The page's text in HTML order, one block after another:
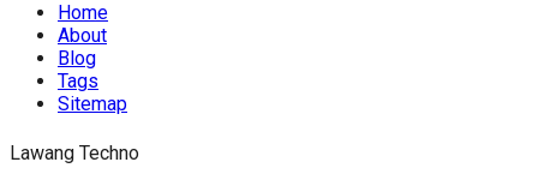
Home
About
Blog
Tags
Sitemap
Lawang Techno